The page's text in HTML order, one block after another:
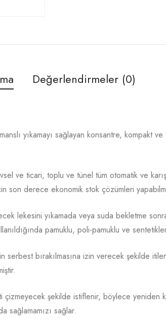
Değerlendirmeler (0)
yıkamayı sağlayan konsantre, kompakt
ve ticari, toplu ve tünel tüm otomatik ve
son derece ekonomik stok çözümleri
lekesini yıkamada veya suda bekletme
pamuklu, poli-pamuklu ve
serbest bırakılmasına izin verecek şekilde
şekilde istiflenir, böylece yeniden
sağlamamızı sağlar.